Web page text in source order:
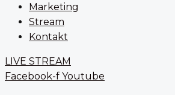
Marketing
Stream
Kontakt
LIVE STREAM
Facebook-f Youtube